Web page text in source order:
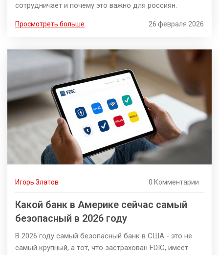
сотрудничает и почему это важно для россиян.
Просмотреть больше 26 февраля 2026
Игорь Златов 0 Комментарии
Какой банк в Америке сейчас самый
безопасный в 2026 году
В 2026 году самый безопасный банк в США - это не
самый крупный, а тот, что застрахован FDIC, имеет